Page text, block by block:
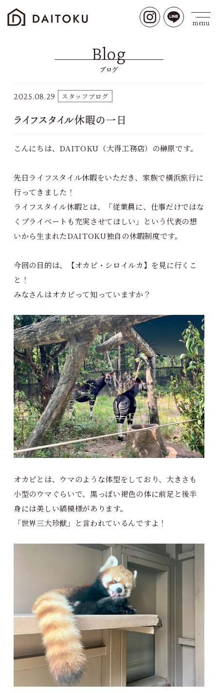
Blog
ブログ
2025.08.29 スタッフブログ
ライフスタイル休暇の一日
こんにちは、DAITOKU（大得工務店）の榊原です。
先日ライフスタイル休暇をいただき、家族で横浜旅行に
行ってきました！
ライフスタイル休暇とは、「従業員に、仕事だけではな
くプライベートも充実させてほしい」という代表の想
いから生まれたDAITOKU独自の休暇制度です。
今回の目的は、【オカピ・シロイルカ】を見に行くこ
と！
みなさんはオカピって知っていますか？
オカピとは、ウマのような体型をしており、大きさも
小型のウマぐらいで、黒っぽい褐色の体に前足と後半
身には美しい縞模様があります。
「世界三大珍獣」と言われているんですよ！